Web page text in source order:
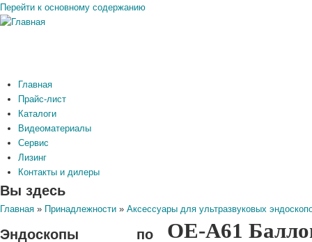
Перейти к основному содержанию
Главная
Прайс-лист
Каталоги
Видеоматериалы
Сервис
Лизинг
Контакты и дилеры
Вы здесь
Главная » Принадлежности » Аксессуары для ультразвуковых
OE-A61
Эндоскопы по